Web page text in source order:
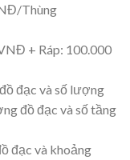
Thùng
+ Ráp: 100.000
đạc và số lượng
đồ đạc và số tầng
đạc và khoảng